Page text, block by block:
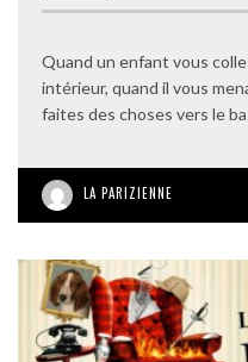
Quand un enfant vous
intérieur, quand il vous
faites des choses vers le
LA PARIZIENNE